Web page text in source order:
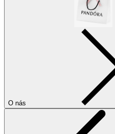
O nás